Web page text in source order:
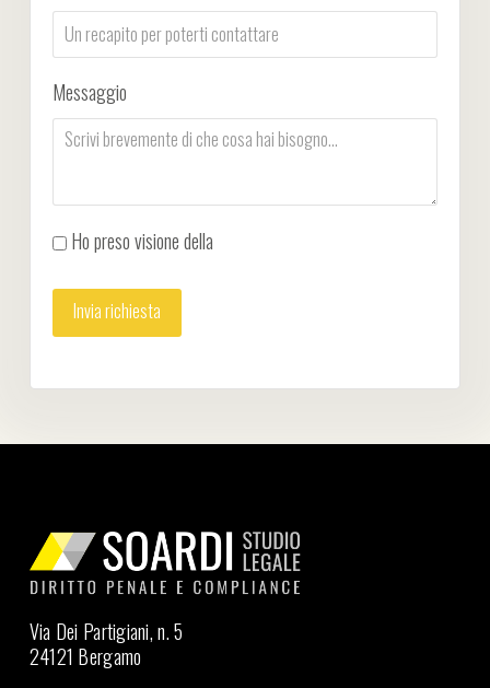
Messaggio
Ho preso visione della
Via Dei Partigiani, n. 5
24121 Bergamo